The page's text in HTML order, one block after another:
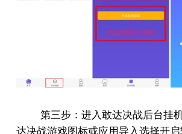
第三步：进入敢达决战后台挂
达决战游戏图标或应用导入选择开启